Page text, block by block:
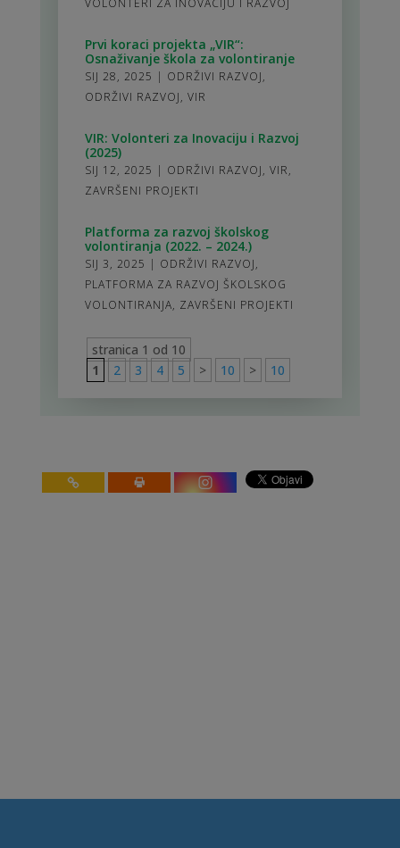
VOLONTERI ZA INOVACIJU I RAZVOJ
Prvi koraci projekta „VIR“:
Osnaživanje škola za volontiranje
SIJ 28, 2025 | ODRŽIVI RAZVOJ,
ODRŽIVI RAZVOJ, VIR
VIR: Volonteri za Inovaciju i Razvoj
(2025)
SIJ 12, 2025 | ODRŽIVI RAZVOJ, VIR,
ZAVRŠENI PROJEKTI
Platforma za razvoj školskog
volontiranja (2022. – 2024.)
SIJ 3, 2025 | ODRŽIVI RAZVOJ,
PLATFORMA ZA RAZVOJ ŠKOLSKOG
VOLONTIRANJA, ZAVRŠENI PROJEKTI
stranica 1 od 10
1
2 3 4 5 > 10 > 10